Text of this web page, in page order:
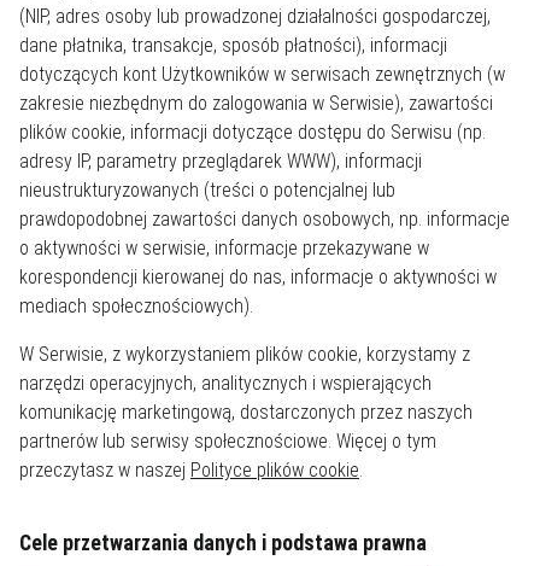
(NIP, adres osoby lub prowadzonej działalności gospodarczej,
dane płatnika, transakcje, sposób płatności), informacji
dotyczących kont Użytkowników w serwisach zewnętrznych (w
zakresie niezbędnym do zalogowania w Serwisie), zawartości
plików cookie, informacji dotyczące dostępu do Serwisu (np.
adresy IP, parametry przeglądarek WWW), informacji
nieustrukturyzowanych (treści o potencjalnej lub
prawdopodobnej zawartości danych osobowych, np. informacje
o aktywności w serwisie, informacje przekazywane w
korespondencji kierowanej do nas, informacje o aktywności w
mediach społecznościowych).
W Serwisie, z wykorzystaniem plików cookie, korzystamy z
narzędzi operacyjnych, analitycznych i wspierających
komunikację marketingową, dostarczonych przez naszych
partnerów lub serwisy społecznościowe. Więcej o tym
przeczytasz w naszej Polityce plików cookie.
Cele przetwarzania danych i podstawa prawna